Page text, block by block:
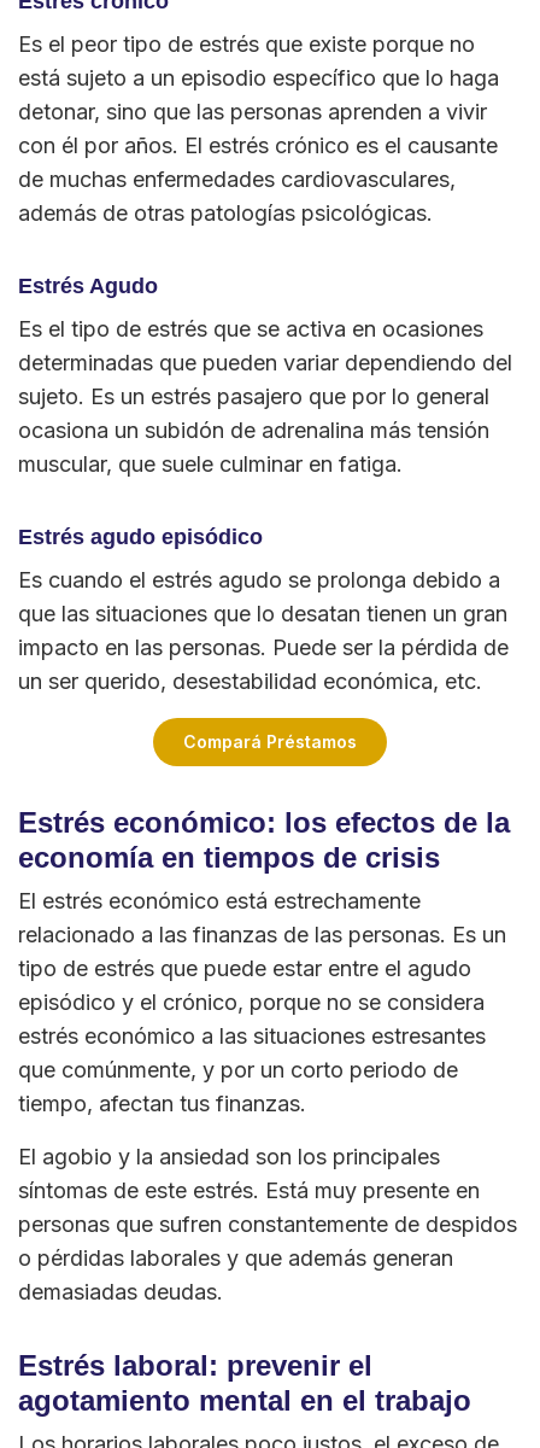
Es el peor tipo de estrés que existe porque no
está sujeto a un episodio específico que lo haga
detonar, sino que las personas aprenden a vivir
con él por años. El estrés crónico es el causante
de muchas enfermedades cardiovasculares,
además de otras patologías psicológicas.
Estrés Agudo
Es el tipo de estrés que se activa en ocasiones
determinadas que pueden variar dependiendo del
sujeto. Es un estrés pasajero que por lo general
ocasiona un subidón de adrenalina más tensión
muscular, que suele culminar en fatiga.
Estrés agudo episódico
Es cuando el estrés agudo se prolonga debido a
que las situaciones que lo desatan tienen un gran
impacto en las personas. Puede ser la pérdida de
un ser querido, desestabilidad económica, etc.
Compará Préstamos
Estrés económico: los efectos de la
economía en tiempos de crisis
El estrés económico está estrechamente
relacionado a las finanzas de las personas. Es un
tipo de estrés que puede estar entre el agudo
episódico y el crónico, porque no se considera
estrés económico a las situaciones estresantes
que comúnmente, y por un corto periodo de
tiempo, afectan tus finanzas.
El agobio y la ansiedad son los principales
síntomas de este estrés. Está muy presente en
personas que sufren constantemente de despidos
o pérdidas laborales y que además generan
demasiadas deudas.
Estrés laboral: prevenir el
agotamiento mental en el trabajo